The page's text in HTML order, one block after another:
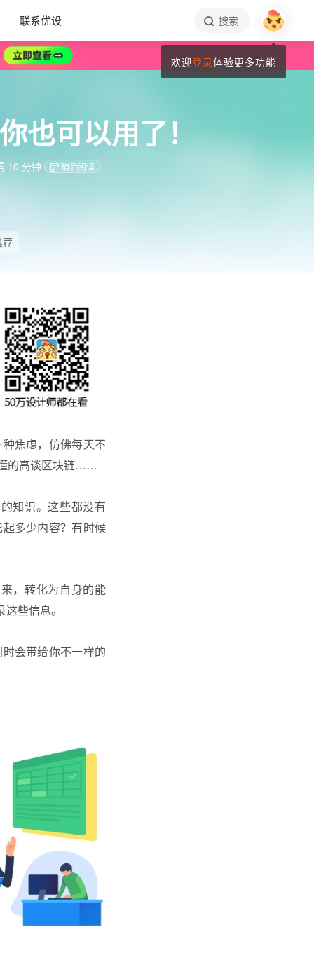
联系优设 搜索
也可以用了！
10 分钟 稍后阅读
荐
焦虑，仿佛每天不
的高谈区块链……
知识。这些都没有
多少内容？有时候
，转化为自身的能
些信息。
会带给你不一样的
欢迎登录体验更多功能